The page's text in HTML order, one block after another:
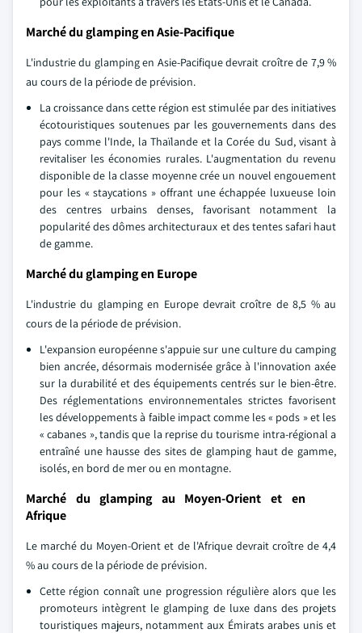
Marché du glamping en Asie-Pacifique
L'industrie du glamping en Asie-Pacifique devrait croître de 7,9 %
au cours de la période de prévision.
La croissance dans cette région est stimulée par des initiatives
écotouristiques soutenues par les gouvernements dans des
pays comme l'Inde, la Thaïlande et la Corée du Sud, visant à
revitaliser les économies rurales. L'augmentation du revenu
disponible de la classe moyenne crée un nouvel engouement
pour les « staycations » offrant une échappée luxueuse loin
des centres urbains denses, favorisant notamment la
popularité des dômes architecturaux et des tentes safari haut
de gamme.
Marché du glamping en Europe
L'industrie du glamping en Europe devrait croître de 8,5 % au
cours de la période de prévision.
L'expansion européenne s'appuie sur une culture du camping
bien ancrée, désormais modernisée grâce à l'innovation axée
sur la durabilité et des équipements centrés sur le bien-être.
Des réglementations environnementales strictes favorisent
les développements à faible impact comme les « pods » et les
« cabanes », tandis que la reprise du tourisme intra-régional a
entraîné une hausse des sites de glamping haut de gamme,
isolés, en bord de mer ou en montagne.
Marché du glamping au Moyen-Orient et en
Afrique
Le marché du Moyen-Orient et de l'Afrique devrait croître de 4,4
% au cours de la période de prévision.
Cette région connaît une progression régulière alors que les
promoteurs intègrent le glamping de luxe dans des projets
touristiques majeurs, notamment aux Émirats arabes unis et